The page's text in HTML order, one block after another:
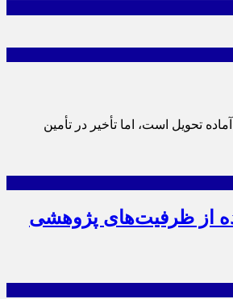
از سال ۱۳۹۹ آغاز شده، با پیشرفت قابل توجه در ساخت ۱۴۰۰ واحد مسکونی، اکنون آماده تحویل است، اما تأخیر در تأمین
از ظرفیت‌های پژوهشی